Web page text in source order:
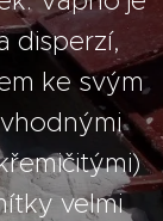
disperzí,
ke svým
velmi